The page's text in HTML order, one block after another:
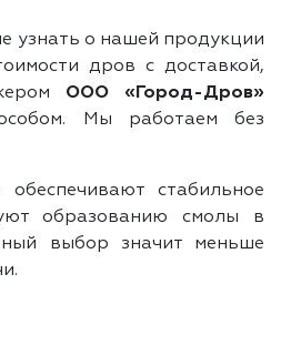
узнать о нашей продукции
дров с доставкой,
ООО «Город-Дров»
Мы работаем без
обеспечивают стабильное
образованию смолы в
выбор значит меньше